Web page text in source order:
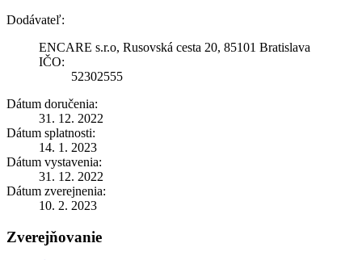
Dodávateľ:
ENCARE s.r.o, Rusovská cesta 20, 85101 Bratislava
IČO:
52302555
Dátum doručenia:
31. 12. 2022
Dátum splatnosti:
14. 1. 2023
Dátum vystavenia:
31. 12. 2022
Dátum zverejnenia:
10. 2. 2023
Zverejňovanie